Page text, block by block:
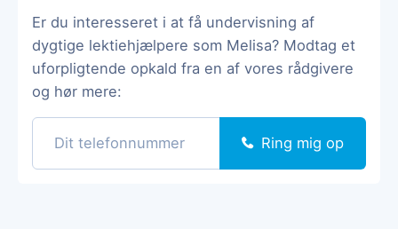
Er du interesseret i at få undervisning af
dygtige lektiehjælpere som Melisa? Modtag et
uforpligtende opkald fra en af vores rådgivere
og hør mere:
Ring mig op